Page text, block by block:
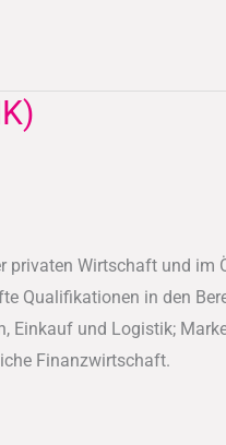
privaten Wirtschaft und
Qualifikationen in den
und Logistik;
Finanzwirtschaft.